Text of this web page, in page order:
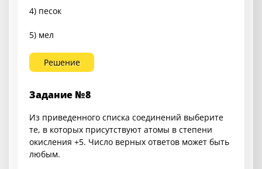
4) песок
5) мел
Решение
Задание №8
Из приведенного списка соединений выберите
те, в которых присутствуют атомы в степени
окисления +5. Число верных ответов может быть
любым.